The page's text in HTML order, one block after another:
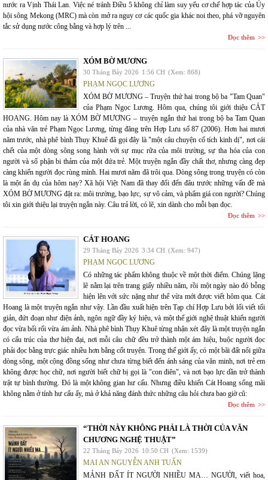
nước ra Vịnh Thái Lan. Việc né tránh Điều 5 không chỉ làm suy yếu cơ chế hợp tác của Ủy
hội sông Mekong (MRC) mà còn mở ra nguy cơ các quốc gia khác noi theo, phá vỡ nguyên
tắc sử dụng nước công bằng và hợp lý trên ...
Đọc thêm
XÓM BỜ MƯƠNG
30 Tháng Bảy 2026 1:56 CH (Xem: 868)
PHẠM NGỌC LƯƠNG
XÓM BỜ MƯƠNG – Truyện thứ hai trong bộ ba "Tam Quan"
của Phạm Ngọc Lương. Hôm qua, chúng tôi giới thiệu CÁT
HOANG. Hôm nay là XÓM BỜ MƯƠNG – truyện ngắn thứ hai trong bộ ba Tam Quan
của nhà văn trẻ Phạm Ngọc Lương, từng đăng trên Hợp Lưu số 87 (2006). Hơn hai mươi
năm trước, nhà phê bình Thụy Khuê đã gọi đây là "một câu chuyện cổ tích kinh dị", nơi cái
chết của một dòng sông song hành với sự mục rữa của môi trường, sự tha hóa của con
người và số phận bi thảm của một đứa trẻ. Một truyện ngắn đầy chất thơ, nhưng càng đẹp
càng khiến người đọc rùng mình. Hai mươi năm đã trôi qua. Dòng sông trong truyện có còn
là một ẩn dụ của hôm nay? Xã hội Việt Nam đã thay đổi đến đâu trước những vấn đề mà
XÓM BỜ MƯƠNG đặt ra: môi trường, bạo lực, sự vô cảm, và phẩm giá con người? Chúng
tôi xin giới thiệu lại truyện ngắn này. Câu trả lời, có lẽ, xin dành cho mỗi bạn đọc.
Đọc thêm
CÁT HOANG
29 Tháng Bảy 2026 3:34 CH (Xem: 947)
PHẠM NGỌC LƯƠNG
Có những tác phẩm không thuộc về một thời điểm. Chúng lặng
lẽ nằm lại trên trang giấy nhiều năm, rồi một ngày nào đó bỗng
hiện lên với sức nặng như thể vừa mới được viết hôm qua. Cát
Hoang là một truyện ngắn như vậy. Lần đầu xuất hiện trên Tạp chí Hợp Lưu bởi lối viết tối
giản, đứt đoạn như điện ảnh, ngôn ngữ đầy ký hiệu, và một thế giới nghệ thuật khiến người
đọc vừa bối rối vừa ám ảnh. Nhà phê bình Thụy Khuê từng nhận xét đây là một truyện ngắn
có cấu trúc của thơ hiện đại, nơi mỗi câu chữ đều trở thành một ám hiệu, buộc người đọc
phải đọc bằng trực giác nhiều hơn bằng cốt truyện. Trong thế giới ấy, có một bãi đất nổi giữa
dòng sông, một cộng đồng sống như chưa từng biết đến ánh sáng của văn minh, nơi trẻ em
không được học chữ, nơi người biết chữ bị gọi là "con điên", và nơi bạo lực dần trở thành
trật tự bình thường. Đó là một không gian hư cấu. Nhưng điều khiến Cát Hoang sống mãi
không nằm ở tính hư cấu ấy, mà ở khả năng đánh thức những câu hỏi chưa bao giờ cũ:
Đọc thêm
“THỜI NÀY KHÔNG PHẢI LÀ THỜI CỦA VĂN
CHƯƠNG NGHỆ THUẬT”
22 Tháng Bảy 2026 10:50 CH (Xem: 1539)
MAI AN NGUYỄN ANH TUẤN
MẢNH ĐẤT ÍT NGƯỜI NHIỀU MA… NGƯỜI, viết hoa,